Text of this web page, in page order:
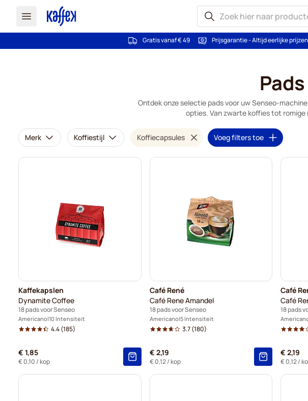
Gratis vanaf € 49 Prijsgarantie - Altijd eerlijke prijzen
Ontdek onze selectie pads voor uw Senseo-
opties. Van zwarte koffies tot romige
Merk Koffiestijl Koffiecapsules Voeg filters toe
Kaffekapslen
Dynamite Coffee
18 pads voor Senseo
Americano 10 Intensiteit
4.4(185)
€ 1,85
€ 0,10 / kop
Café René
Café Rene Amandel
18 pads voor Senseo
Americano 5 Intensiteit
3.7(180)
€ 2,19
€ 0,12/ kop
Café
Café
18 pads
€ 2,19
€ 0,12/